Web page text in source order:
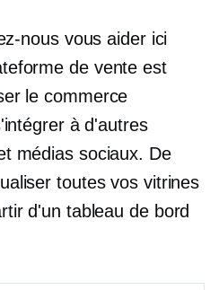
nous vous aider ici
de vente est
le commerce
à d'autres
médias sociaux. De
toutes vos vitrines
d'un tableau de bord